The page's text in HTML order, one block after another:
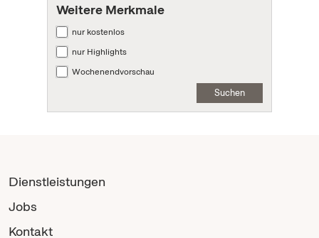
Weitere Merkmale
nur kostenlos
nur Highlights
Wochenendvorschau
Suchen
Dienstleistungen
Jobs
Kontakt